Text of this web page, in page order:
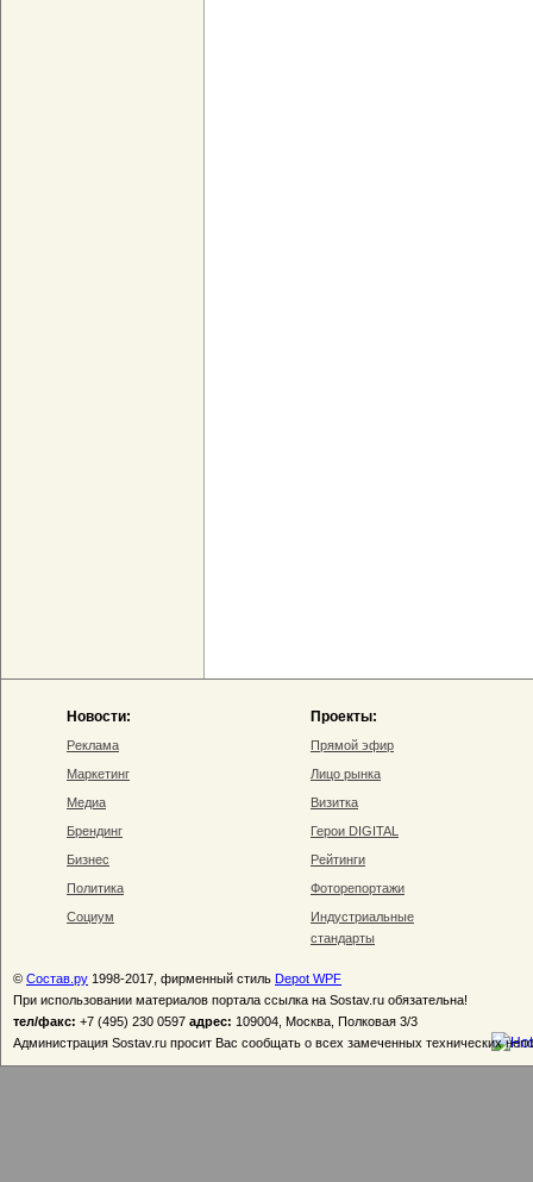
Новости:
Реклама
Маркетинг
Медиа
Брендинг
Бизнес
Политика
Социум
Проекты:
Прямой эфир
Лицо рынка
Визитка
Герои DIGITAL
Рейтинги
Фоторепортажи
Индустриальные
стандарты
© Состав.ру 1998-2017, фирменный стиль Depot WPF
При использовании материалов портала ссылка на Sostav.ru обязательна!
тел/факс: +7 (495) 230 0597 адрес: 109004, Москва, Полковая 3/3
Администрация Sostav.ru просит Вас сообщать о всех замеченных технических